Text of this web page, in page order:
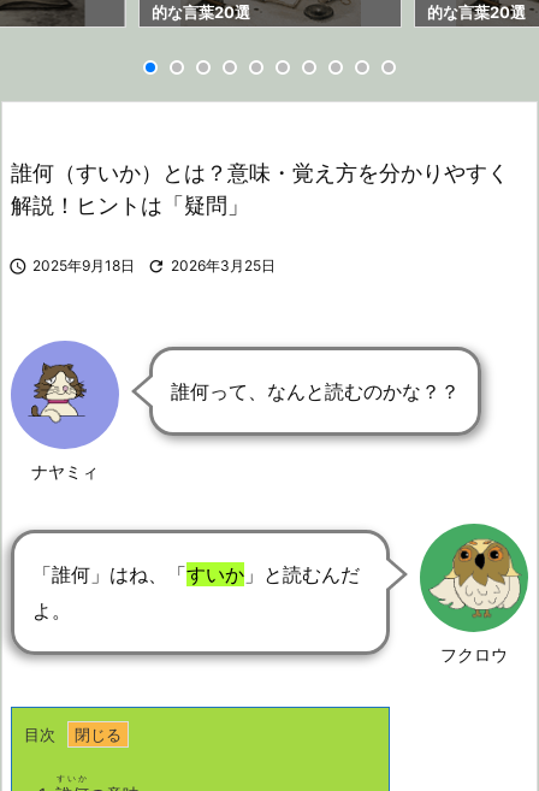
的な言葉20選
的な言葉20選
誰何（すいか）とは？意味・覚え方を分かりやすく
解説！ヒントは「疑問」
 2025年9月18日  2026年3月25日
ナヤミィ
誰何って、なんと読むのかな？？
フクロウ
「誰何」はね、「すいか 」と読むんだ
よ。
目次
すいか